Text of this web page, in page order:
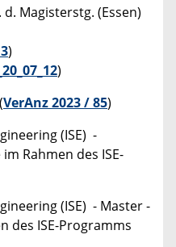
Magisterstg. (Essen)
)
)
VerAnz 2023 / 85)
(ISE) -
Rahmen des ISE-
(ISE) - Master -
des ISE-Programms